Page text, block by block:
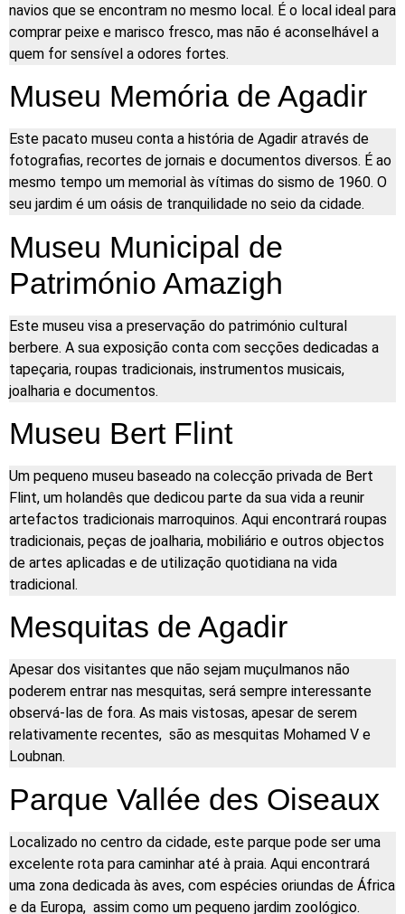
navios que se encontram no mesmo local. É o local ideal para
comprar peixe e marisco fresco, mas não é aconselhável a
quem for sensível a odores fortes.
Museu Memória de Agadir
Este pacato museu conta a história de Agadir através de
fotografias, recortes de jornais e documentos diversos. É ao
mesmo tempo um memorial às vítimas do sismo de 1960. O
seu jardim é um oásis de tranquilidade no seio da cidade.
Museu Municipal de
Património Amazigh
Este museu visa a preservação do património cultural
berbere. A sua exposição conta com secções dedicadas a
tapeçaria, roupas tradicionais, instrumentos musicais,
joalharia e documentos.
Museu Bert Flint
Um pequeno museu baseado na colecção privada de Bert
Flint, um holandês que dedicou parte da sua vida a reunir
artefactos tradicionais marroquinos. Aqui encontrará roupas
tradicionais, peças de joalharia, mobiliário e outros objectos
de artes aplicadas e de utilização quotidiana na vida
tradicional.
Mesquitas de Agadir
Apesar dos visitantes que não sejam muçulmanos não
poderem entrar nas mesquitas, será sempre interessante
observá-las de fora. As mais vistosas, apesar de serem
relativamente recentes, são as mesquitas Mohamed V e
Loubnan.
Parque Vallée des Oiseaux
Localizado no centro da cidade, este parque pode ser uma
excelente rota para caminhar até à praia. Aqui encontrará
uma zona dedicada às aves, com espécies oriundas de África
e da Europa, assim como um pequeno jardim zoológico.